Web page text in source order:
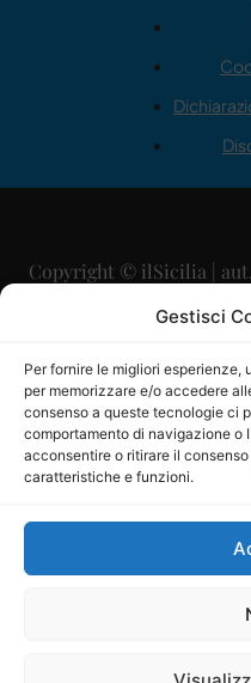
Gestisci
Per fornire le migliori
per memorizzare e/o accedere
consenso a queste tecnologie ci
comportamento di navigazione o
acconsentire o ritirare il
caratteristiche e funzioni.
Copyright © ilSicilia |
29/
Direttore
Direttore
P.IVA:
Mercurio
iscritta al Registro degli